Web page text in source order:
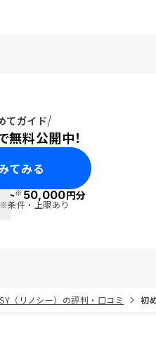
てガイド
無料公開中！
てみる
ト※50,000円分
※条件・上限あり
（リノシー）の評判・口コミ 初